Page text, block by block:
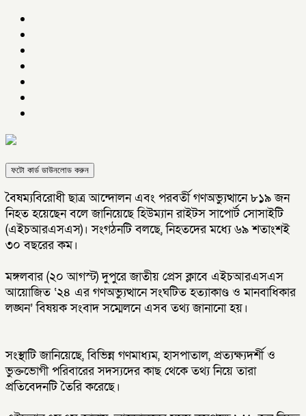
ফটো কার্ড ডাউনলোড করুন
বৈষম্যবিরোধী ছাত্র আন্দোলন এবং পরবর্তী গণঅভ্যুত্থানে ৮১৯ জন
নিহত হয়েছেন বলে জানিয়েছে হিউম্যান রাইটস সাপোর্ট সোসাইটি
(এইচআরএসএস)। সংগঠনটি বলছে, নিহতদের মধ্যে ৬৯ শতাংশই
৩০ বছরের কম।
মঙ্গলবার (২০ আগস্ট) দুপুরে জাতীয় প্রেস ক্লাবে এইচআরএসএস
আয়োজিত ‘২৪ এর গণঅভ্যুত্থানে সংঘটিত হত্যাকাণ্ড ও মানবাধিকার
লঙ্ঘন’ বিষয়ক সংবাদ সম্মেলনে এসব তথ্য জানানো হয়।
সংস্থাটি জানিয়েছে, বিভিন্ন গণমাধ্যম, হাসপাতাল, প্রত্যক্ষ্যদর্শী ও
ভুক্তভোগী পরিবারের সদস্যদের কাছ থেকে তথ্য নিয়ে তারা
প্রতিবেদনটি তৈরি করেছে।